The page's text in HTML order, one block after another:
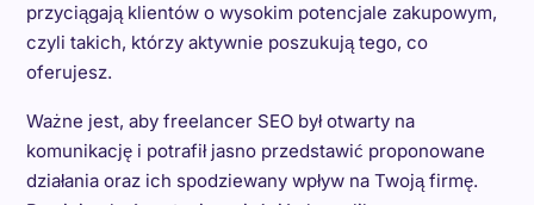
przyciągają klientów o wysokim potencjale zakupowym,
czyli takich, którzy aktywnie poszukują tego, co
oferujesz.
Ważne jest, aby freelancer SEO był otwarty na
komunikację i potrafił jasno przedstawić proponowane
działania oraz ich spodziewany wpływ na Twoją firmę.